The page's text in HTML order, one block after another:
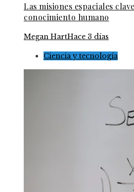
Las misiones espaciales
conocimiento humano
Megan HartHace 3 días
Ciencia y tecnología